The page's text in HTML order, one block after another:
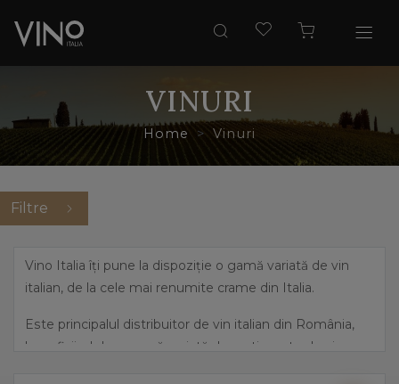
VINURI
Home Vinuri
Filtre
Vino Italia îți pune la dispoziție o gamă variată de vin
italian, de la cele mai renumite crame din Italia.
Este principalul distribuitor de vin italian din România,
beneficiind de o gamă variată de sortimente de vin,